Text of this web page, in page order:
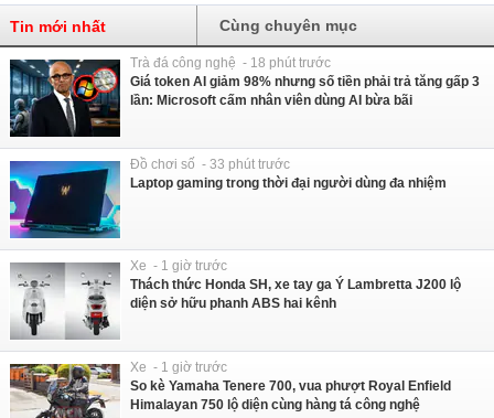
Tin mới nhất Cùng chuyên mục
Trà đá công nghệ - 18 phút trước
Giá token AI giảm 98% nhưng số tiền phải trả tăng gấp 3
lần: Microsoft cấm nhân viên dùng AI bừa bãi
Đồ chơi số - 33 phút trước
Laptop gaming trong thời đại người dùng đa nhiệm
Xe - 1 giờ trước
Thách thức Honda SH, xe tay ga Ý Lambretta J200 lộ
diện sở hữu phanh ABS hai kênh
Xe - 1 giờ trước
So kè Yamaha Tenere 700, vua phượt Royal Enfield
Himalayan 750 lộ diện cùng hàng tá công nghệ